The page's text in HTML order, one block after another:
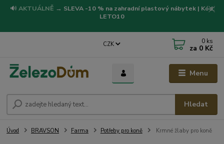
🔊 AKTUÁLNĚ → SLEVA -10 % na zahradní plastový nábytek | Kód:
LETO10
Menu
CZK
Hledat
0 ks
za 0 Kč
Úvod BRAVSON Farma Potřeby pro koně Krmné žlaby pro koně